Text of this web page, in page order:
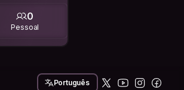
0
Pessoal
Português